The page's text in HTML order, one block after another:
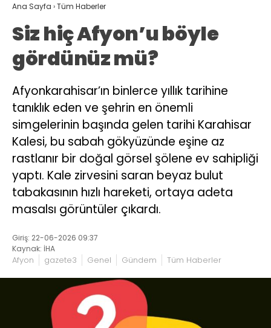
Ana Sayfa ›Tüm Haberler
Siz hiç Afyon’u böyle
gördünüz mü?
Afyonkarahisar’ın binlerce yıllık tarihine
tanıklık eden ve şehrin en önemli
simgelerinin başında gelen tarihi Karahisar
Kalesi, bu sabah gökyüzünde eşine az
rastlanır bir doğal görsel şölene ev sahipliği
yaptı. Kale zirvesini saran beyaz bulut
tabakasının hızlı hareketi, ortaya adeta
masalsı görüntüler çıkardı.
Giriş: 22-06-2026 09:37
Kaynak: İHA
Afyon gazete3 Genel Gündem Tüm Haberler